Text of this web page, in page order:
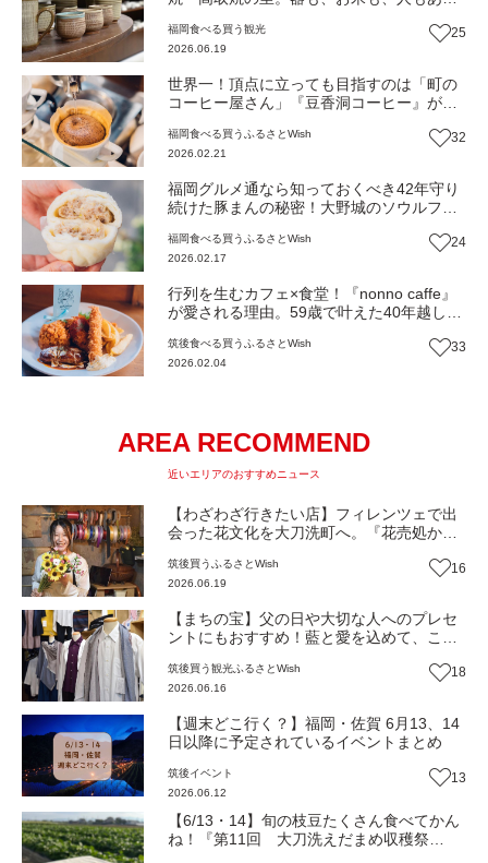
『道の駅小石原』（福岡・東峰村）【まち
歩き】
福岡食べる買う観光
2026.06.19
25
世界一！頂点に立っても目指すのは「町の
コーヒー屋さん」『豆香洞コーヒー』が追
大野城市）【まち歩き】
福岡食べる買う ふるさとWish
2026.02.21
32
福岡グルメ通なら知っておくべき42年守り
続けた豚まんの秘密！大野城のソウルフー
市）【まち歩き】
福岡食べる買う ふるさとWish
2026.02.17
24
行列を生むカフェ×食堂！『nonno caffe』
が愛される理由。59歳で叶えた40年越しの
今日も「本当に美味しいもの」が生まれる
（福岡・久留米市）【まち歩き】
筑後食べる買う ふるさとWish
2026.02.04
33
AREA RECOMMEND
近いエリアのおすすめニュース
【わざわざ行きたい店】フィレンツェで出
会った花文化を大刀洗町へ。『花売処かす
う小さな花屋のかたち（福岡・大刀洗町）
【まち歩き】
筑後買う ふるさとWish
2026.06.19
16
【まちの宝】父の日や大切な人へのプレセ
ントにもおすすめ！藍と愛を込めて、こだ
織の工房『ロォーリング』が紡ぐ、土から
始まるものづくり（福岡・大刀洗町）【ま
筑後買う観光 ふるさとWish
2026.06.16
18
【週末どこ行く？】福岡・佐賀 6月13、14
日以降に予定されているイベントまとめ
筑後イベント
2026.06.12
13
【6/13・14】旬の枝豆たくさん食べてかん
ね！『第11回 大刀洗えだまめ収穫祭